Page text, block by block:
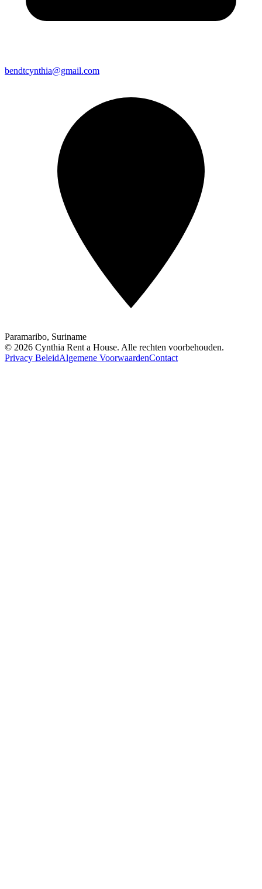
bendtcynthia@gmail.com
Paramaribo, Suriname
© 2026 Cynthia Rent a House. Alle rechten voorbehouden.
Privacy BeleidAlgemene VoorwaardenContact